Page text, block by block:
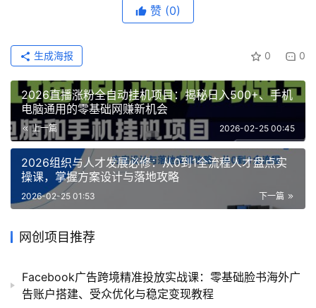
赞 (0)
0 0
生成海报
2026直播涨粉全自动挂机项目：揭秘日入500+、手机
电脑通用的零基础网赚新机会
上一篇 2026-02-25 00:45
2026组织与人才发展必修：从0到1全流程人才盘点实
操课，掌握方案设计与落地攻略
下一篇
2026-02-25 01:53
网创项目推荐
Facebook广告跨境精准投放实战课：零基础脸书海外广
告账户搭建、受众优化与稳定变现教程